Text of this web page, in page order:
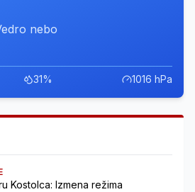
nebo
31% 1016 hPa
Kostolca: Izmena režima